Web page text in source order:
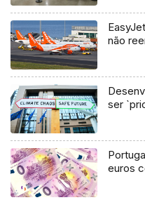
não
ser
euros